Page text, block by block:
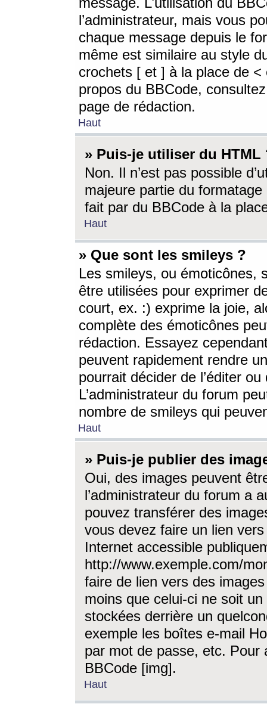
l’administrateur, mais vous
chaque message depuis le
même est similaire au style
crochets [ et ] à la place de <
propos du BBCode,
page de rédaction.
Haut
» Puis-je utiliser du HTML
Non. Il n’est pas possible
majeure partie du
fait par du BBCode à la
Haut
» Que sont les smileys ?
Les smileys, ou émoticônes,
être utilisées pour exprimer
court, ex. :) exprime la joie,
complète des émoticônes
rédaction. Essayez
peuvent rapidement rendre
pourrait décider de l’éditer
L’administrateur du forum
nombre de smileys qui
Haut
» Puis-je publier des
Oui, des images peuvent
l’administrateur du forum a
pouvez transférer des
vous devez faire un lien
Internet accessible
http://www.exemple.com/
faire de lien vers des
moins que celui-ci ne soit
stockées derrière un
exemple les boîtes e-mail
par mot de passe, etc. Pour
BBCode [img].
Haut